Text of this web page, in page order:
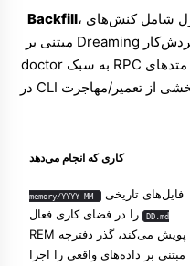
Backfill،
برای گردش‌کار Dreaming مبتنی بر
داده‌های واقعی است. این کنش‌ها از متدهای RPC به سبک doctor
کاری که انجام می‌دهد
فایل‌های تاریخی memory/YYYY-MM-
DD.md
را در فضای کاری فعال
پویش می‌کند، گذر دفترچه REM
مبتنی بر داده‌های واقعی را اجرا